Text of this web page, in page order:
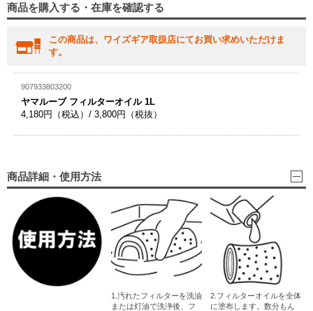
商品を購入する・在庫を確認する
この商品は、ワイズギア取扱店にてお買い求めいただけま
す。
907933803200
ヤマルーブ フィルターオイル 1L
4,180円（税込）/ 3,800円（税抜）
商品詳細・使用方法
1.汚れたフィルターを洗油
または灯油で洗浄後、フ
2.フィルターオイルを全体
に塗布します。数分もん